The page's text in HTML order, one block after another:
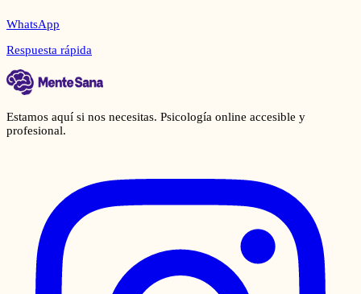
WhatsApp
Respuesta rápida
Estamos aquí si nos necesitas. Psicología online accesible y
profesional.